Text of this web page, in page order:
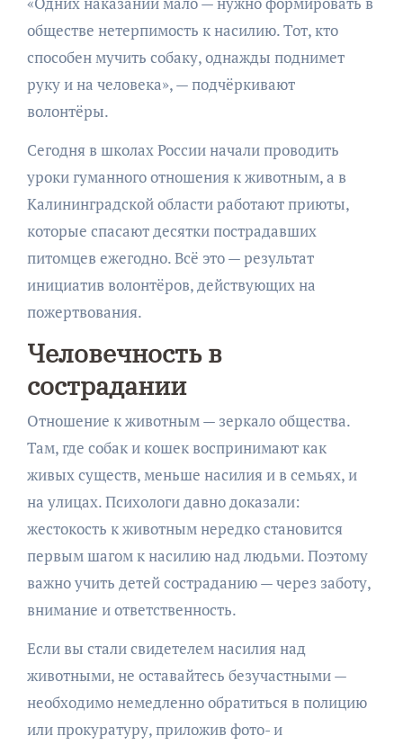
обществе нетерпимость к насилию. Тот, кто
способен мучить собаку, однажды поднимет
руку и на человека», — подчёркивают
волонтёры.
Сегодня в школах России начали проводить
уроки гуманного отношения к животным, а в
Калининградской области работают приюты,
которые спасают десятки пострадавших
питомцев ежегодно. Всё это — результат
инициатив волонтёров, действующих на
пожертвования.
Человечность в
сострадании
Отношение к животным — зеркало общества.
Там, где собак и кошек воспринимают как
живых существ, меньше насилия и в семьях, и
на улицах. Психологи давно доказали:
жестокость к животным нередко становится
первым шагом к насилию над людьми. Поэтому
важно учить детей состраданию — через заботу,
внимание и ответственность.
Если вы стали свидетелем насилия над
животными, не оставайтесь безучастными —
необходимо немедленно обратиться в полицию
или прокуратуру, приложив фото- и